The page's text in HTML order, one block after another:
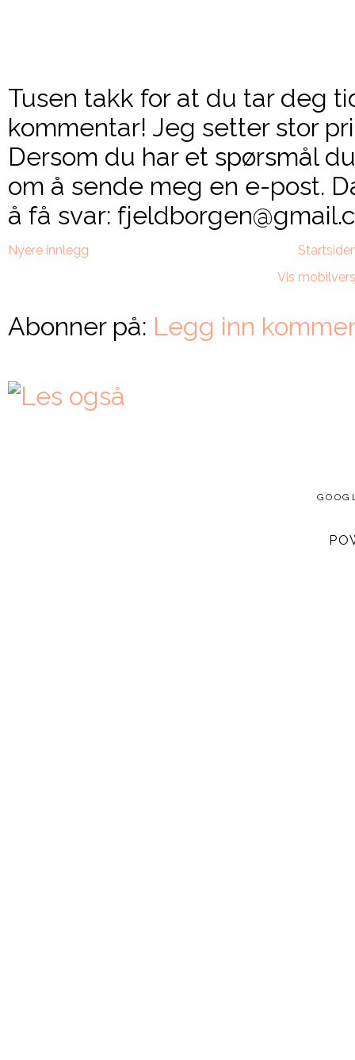
Tusen takk for at du tar deg
kommentar! Jeg setter stor
Dersom du har et spørsmål
om å sende meg en e-post.
å få svar:
Nyere innlegg
Vis
Abonner på: Legg inn